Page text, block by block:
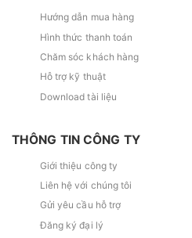
Hướng dẫn mua hàng
Hình thức thanh toán
Chăm sóc khách hàng
Hỗ trợ kỹ thuật
Download tài liệu
THÔNG TIN CÔNG TY
Giới thiệu công ty
Liên hệ với chúng tôi
Gửi yêu cầu hỗ trợ
Đăng ký đại lý